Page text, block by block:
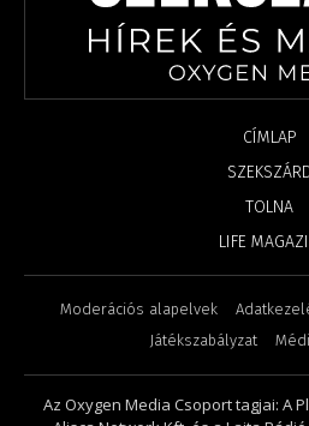
CÍMLAP
TOLNA
LIFE
Moderációs alapelvek
Játékszabályzat
Az Oxygen Media Csoport tagjai: A